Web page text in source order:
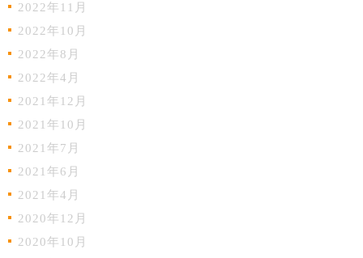
2022年11月
2022年10月
2022年8月
2022年4月
2021年12月
2021年10月
2021年7月
2021年6月
2021年4月
2020年12月
2020年10月